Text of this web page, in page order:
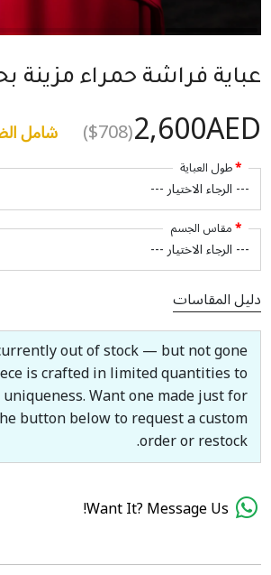
عباية فراشة حمراء مزينة
2,600AED
($708) شامل
طول العباية
مقاس الجسم
دليل المقاسات
out of stock — but not gone
is crafted in limited quantities to
Want one made just for
button below to request a custom
order or restock.
Want It? Message Us!